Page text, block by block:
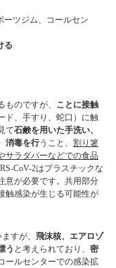
ーツジム、コールセン
る
のですが、 ことに接触
ド、手すり、蛇口）に触
て石鹸を用いた手洗い、
消毒を行う こと、 割り箸
サラダバーなどでの食品
CoV-2はプラスチックな
意が必要です。共用部分
触感染が生じる可能性が
すが、 飛沫核、エアロゾ
う と考えられており、 密
ールセンターでの感染拡